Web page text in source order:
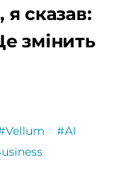
я сказав:
змінить
#AI